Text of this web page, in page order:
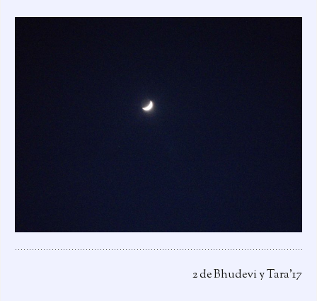
2 de Bhudevi y Tara’17